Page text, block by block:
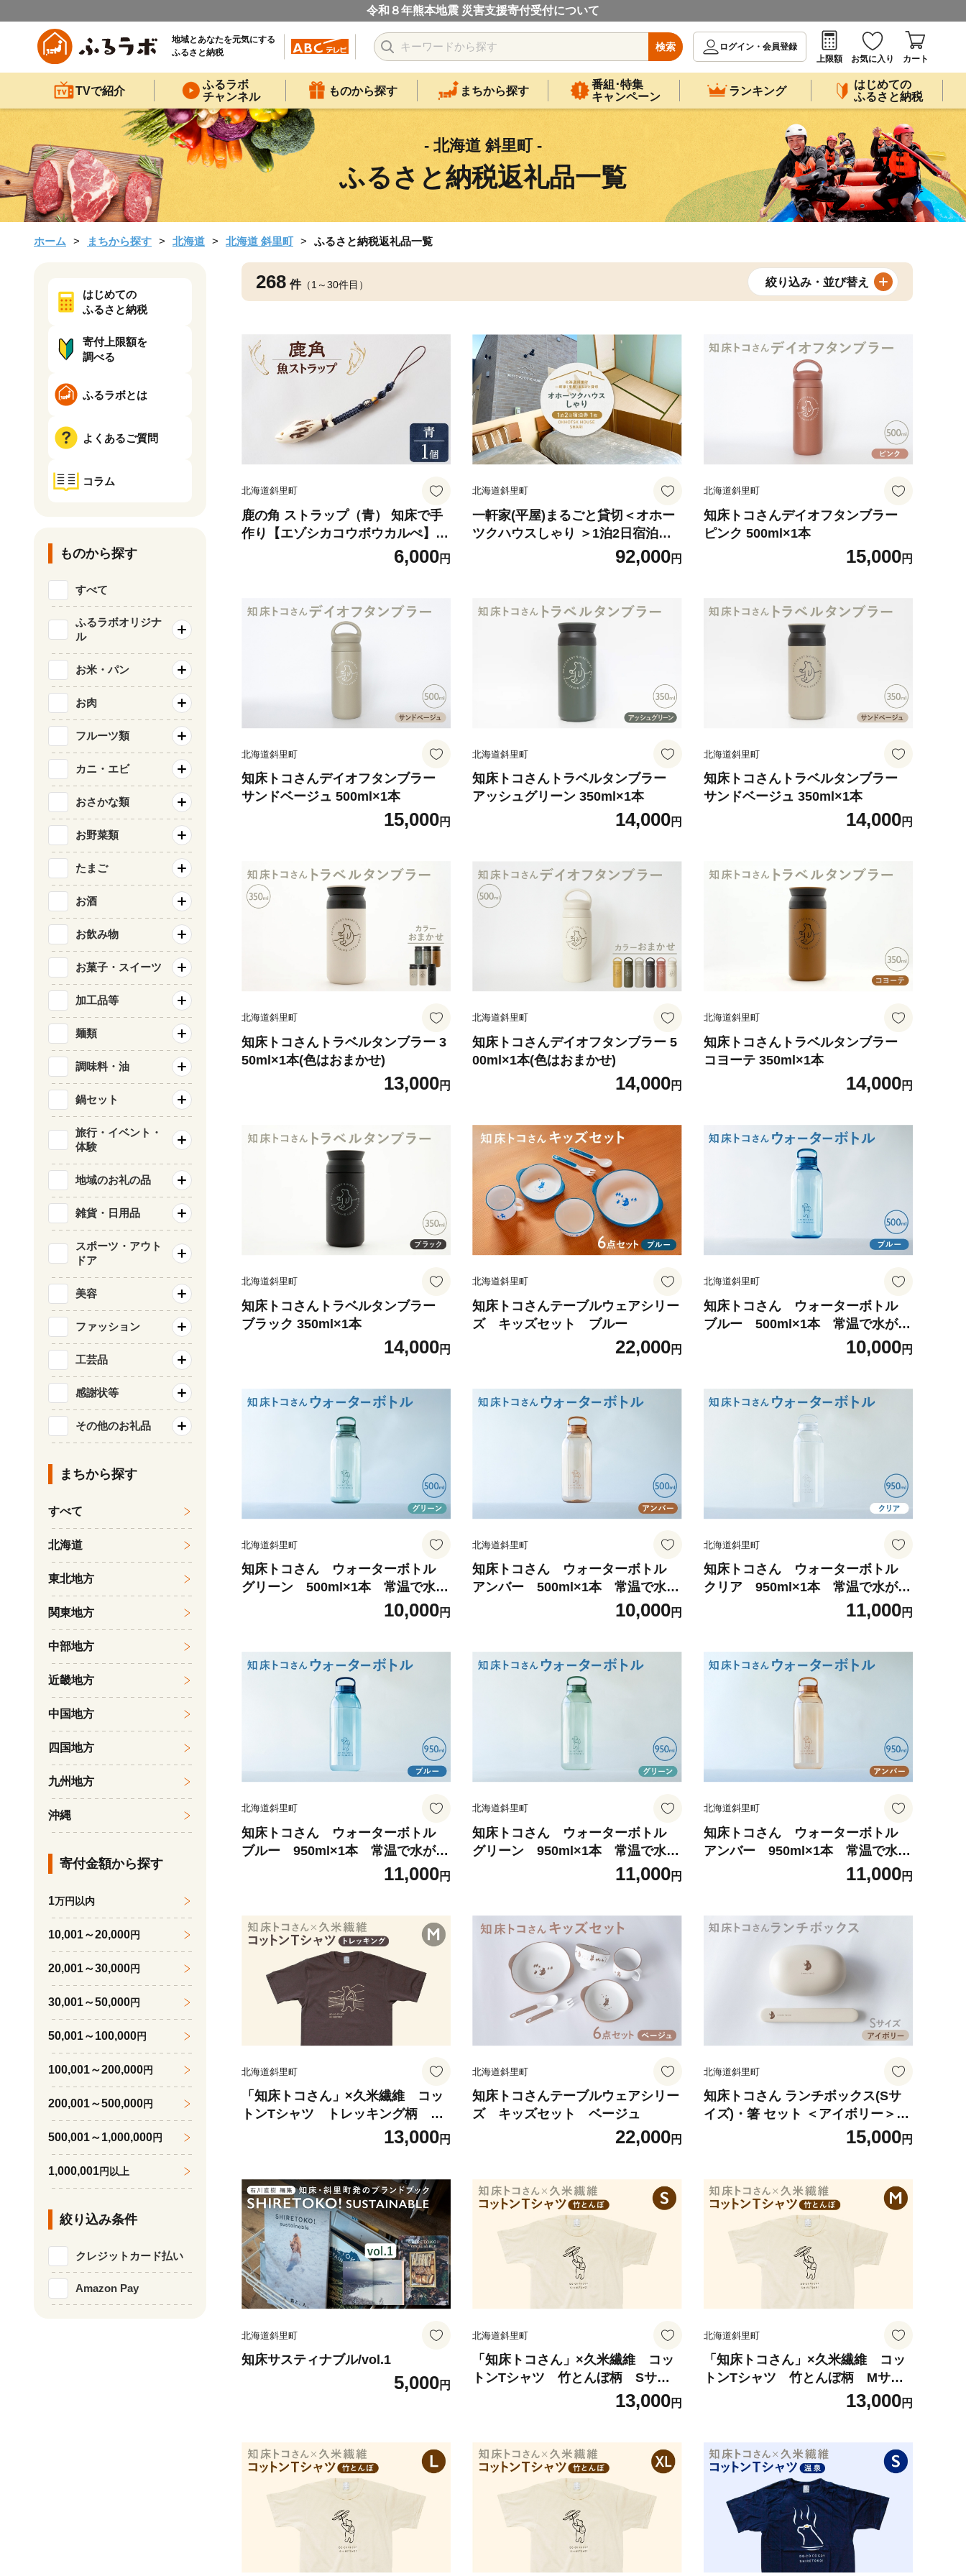
令和８年熊本地震 災害支援寄付受付について
地域とあなたを元気にする
ふるさと納税
検索
ログイン・会員登録
上限額
お気に入り カート
TVで紹介
ふるラボ
チャンネル
ものから探す まちから探す
番組･特集
キャンペーン
ランキング
はじめての
ふるさと納税
- 北海道 斜里町 -
ふるさと納税返礼品一覧
ホーム まちから探す 北海道 北海道 斜里町 ふるさと納税返礼品一覧
268 件（1～30件目） 絞り込み・並び替え
北海道斜里町
鹿の角 ストラップ（青） 知床で手
作り【エゾシカコウボウカルぺ】|
エゾ鹿 エゾシカ 鹿の角 北海道 斜里
6,000円
北海道斜里町
一軒家(平屋)まるごと貸切＜オホー
ツクハウスしゃり ＞1泊2日宿泊
券 7名まで宿泊できます!92,000円
北海道斜里町
知床トコさんデイオフタンブラー
ピンク 500ml×1本
15,000円
北海道斜里町
知床トコさんデイオフタンブラー
サンドベージュ 500ml×1本
15,000円
北海道斜里町
知床トコさんトラベルタンブラー
アッシュグリーン 350ml×1本
14,000円
北海道斜里町
知床トコさんトラベルタンブラー
サンドベージュ 350ml×1本
14,000円
北海道斜里町
知床トコさんトラベルタンブラー 3
50ml×1本(色はおまかせ)
13,000円
北海道斜里町
知床トコさんデイオフタンブラー 5
00ml×1本(色はおまかせ)
14,000円
北海道斜里町
知床トコさんトラベルタンブラー
コヨーテ 350ml×1本
14,000円
北海道斜里町
知床トコさんトラベルタンブラー
ブラック 350ml×1本
14,000円
北海道斜里町
知床トコさんテーブルウェアシリー
ズ キッズセット ブルー
22,000円
北海道斜里町
知床トコさん ウォーターボトル
ブルー 500ml×1本 常温で水が飲
10,000円
北海道斜里町
知床トコさん ウォーターボトル
グリーン 500ml×1本 常温で水が
10,000円
北海道斜里町
知床トコさん ウォーターボトル
アンバー 500ml×1本 常温で水が
10,000円
北海道斜里町
知床トコさん ウォーターボトル
クリア 950ml×1本 常温で水が飲
11,000円
北海道斜里町
知床トコさん ウォーターボトル
ブルー 950ml×1本 常温で水が飲
11,000円
北海道斜里町
知床トコさん ウォーターボトル
グリーン 950ml×1本 常温で水が
11,000円
北海道斜里町
知床トコさん ウォーターボトル
アンバー 950ml×1本 常温で水が
11,000円
北海道斜里町
「知床トコさん」×久米繊維 コッ
トンTシャツ トレッキング柄 M
13,000円
北海道斜里町
知床トコさんテーブルウェアシリー
ズ キッズセット ベージュ
22,000円
北海道斜里町
知床トコさん ランチボックス(Sサ
イズ)・箸 セット ＜アイボリー＞弁
15,000円
北海道斜里町
知床サスティナブル/vol.1
5,000円
北海道斜里町
「知床トコさん」×久米繊維 コッ
トンTシャツ 竹とんぼ柄 Sサイ
13,000円
北海道斜里町
「知床トコさん」×久米繊維 コッ
トンTシャツ 竹とんぼ柄 Mサイ
13,000円
はじめての
ふるさと納税
寄付上限額を
調べる
ふるラボとは
よくあるご質問
コラム
ものから探す
すべて
ふるラボオリジナ
ル
お米・パン
お肉
フルーツ類
カニ・エビ
おさかな類
お野菜類
たまご
お酒
お飲み物
お菓子・スイーツ
加工品等
麺類
調味料・油
鍋セット
旅行・イベント・
体験
地域のお礼の品
雑貨・日用品
スポーツ・アウト
ドア
美容
ファッション
工芸品
感謝状等
その他のお礼品
まちから探す
すべて
北海道
東北地方
関東地方
中部地方
近畿地方
中国地方
四国地方
九州地方
沖縄
寄付金額から探す
1万円以内
10,001～20,000円
20,001～30,000円
30,001～50,000円
50,001～100,000円
100,001～200,000円
200,001～500,000円
500,001～1,000,000円
1,000,001円以上
絞り込み条件
クレジットカード払い
Amazon Pay